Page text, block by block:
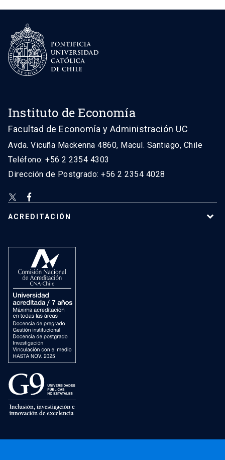
Instituto de Economía
Facultad de Economía y Administración UC
Avda. Vicuña Mackenna 4860, Macul. Santiago, Chile
Teléfono: +56 2 2354 4303
Dirección de Postgrado: +56 2 2354 4028
ACREDITACIÓN